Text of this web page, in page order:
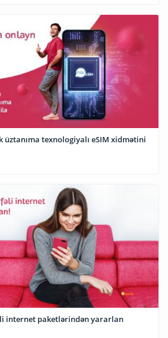
üztanıma texnologiyalı eSIM xidmətini
internet paketlərindən yararlan